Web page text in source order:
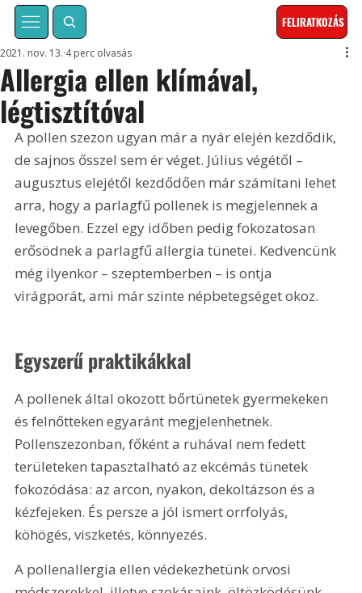
FELIRATKOZÁS
Allergia ellen klímával,
légtisztítóval
2021. nov. 13. 4 perc olvasás
A pollen szezon ugyan már a nyár elején kezdődik,
de sajnos ősszel sem ér véget. Július végétől –
augusztus elejétől kezdődően már számítani lehet
arra, hogy a parlagfű pollenek is megjelennek a
levegőben. Ezzel egy időben pedig fokozatosan
erősödnek a parlagfű allergia tünetei. Kedvencünk
még ilyenkor – szeptemberben – is ontja
virágporát, ami már szinte népbetegséget okoz.
Egyszerű praktikákkal
A pollenek által okozott bőrtünetek gyermekeken
és felnőtteken egyaránt megjelenhetnek.
Pollenszezonban, főként a ruhával nem fedett
területeken tapasztalható az ekcémás tünetek
fokozódása: az arcon, nyakon, dekoltázson és a
kézfejeken. És persze a jól ismert orrfolyás,
köhögés, viszketés, könnyezés.
A pollenallergia ellen védekezhetünk orvosi